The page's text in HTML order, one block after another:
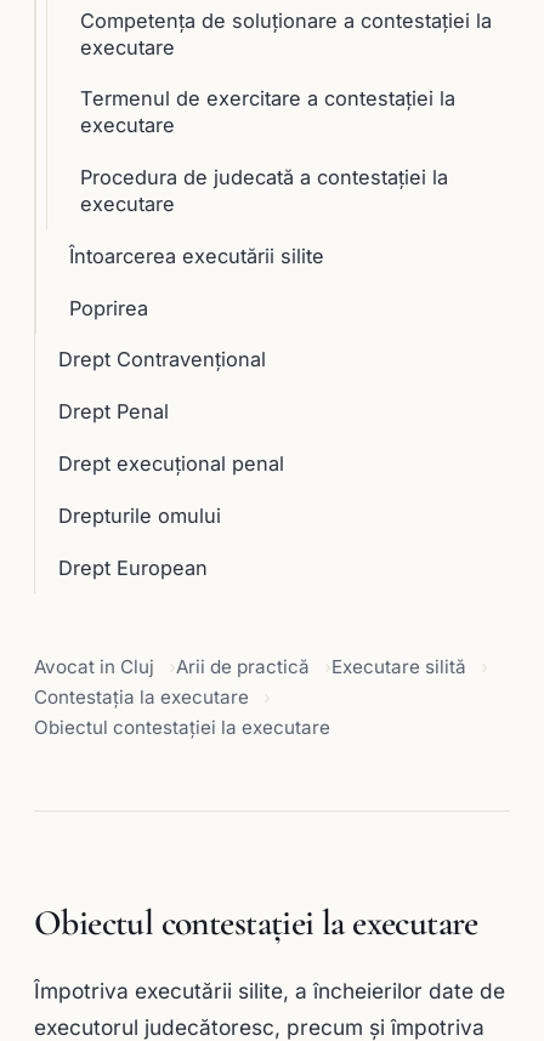
Competenţa de soluţionare a contestaţiei la
executare
Termenul de exercitare a contestaţiei la
executare
Procedura de judecată a contestaţiei la
executare
Întoarcerea executării silite
Poprirea
Drept Contravențional
Drept Penal
Drept execuţional penal
Drepturile omului
Drept European
Avocat in Cluj Arii de practică
Executare silită
Contestaţia la executare
Obiectul contestaţiei la executare
Obiectul contestaţiei la executare
Împotriva executării silite, a încheierilor date de
executorul judecătoresc, precum şi împotriva